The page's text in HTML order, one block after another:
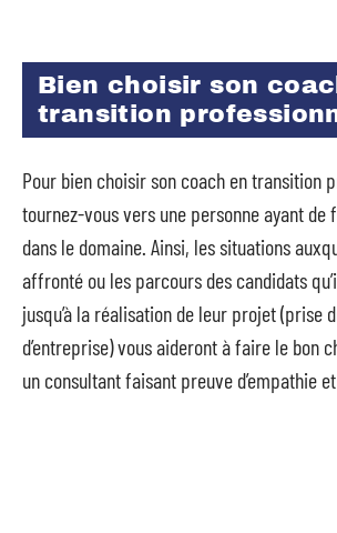
Bien choisir son
transition
Pour bien choisir son coach en transition
tournez-vous vers une personne ayant
dans le domaine. Ainsi, les situations
affronté ou les parcours des candidats
jusqu’à la réalisation de leur projet (prise
d’entreprise) vous aideront à faire le bon
un consultant faisant preuve d’empathie